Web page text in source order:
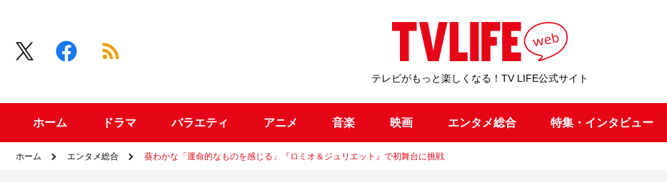
テレビがもっと楽しくなる！TV LIFE公式サイト
ホーム ドラマ バラエティ アニメ 音楽 映画 エンタメ総合 特集・インタビュー
ホーム エンタメ総合 葵わかな「運命的なものを感じる」『ロミオ＆ジュリエット』で初舞台に挑戦